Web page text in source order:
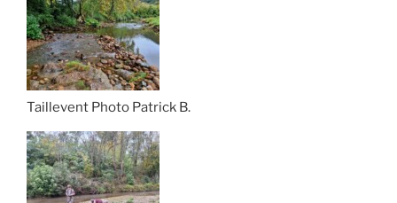
Taillevent Photo Patrick B.